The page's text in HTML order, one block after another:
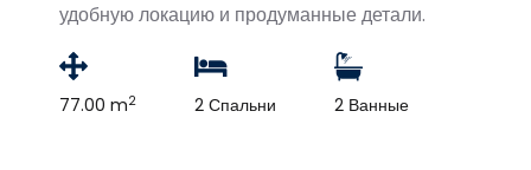
удобную локацию и продуманные детали.
77.00 m2 2 Спальни 2 Ванные